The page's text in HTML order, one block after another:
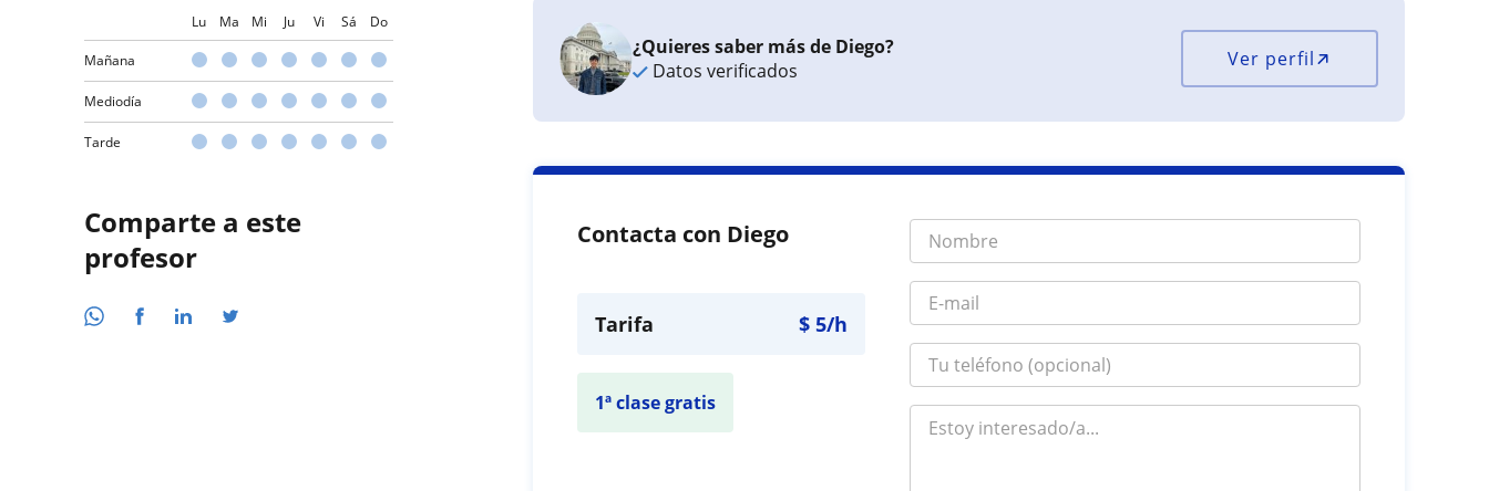
Lu Ma Mi Ju Vi Sá Do
Mañana
Mediodía
Tarde
Comparte a este
profesor
¿Quieres saber más de Diego?
Datos verificados
Ver perfil
Contacta con Diego
Tarifa $5/h
1ª clase gratis